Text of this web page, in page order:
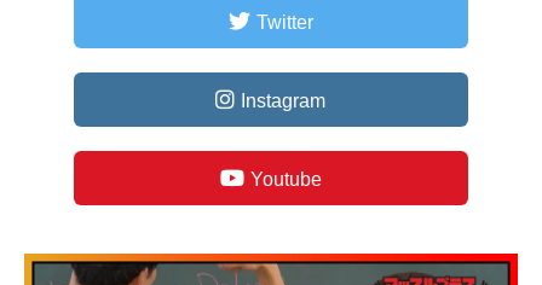
Twitter
Instagram
Youtube